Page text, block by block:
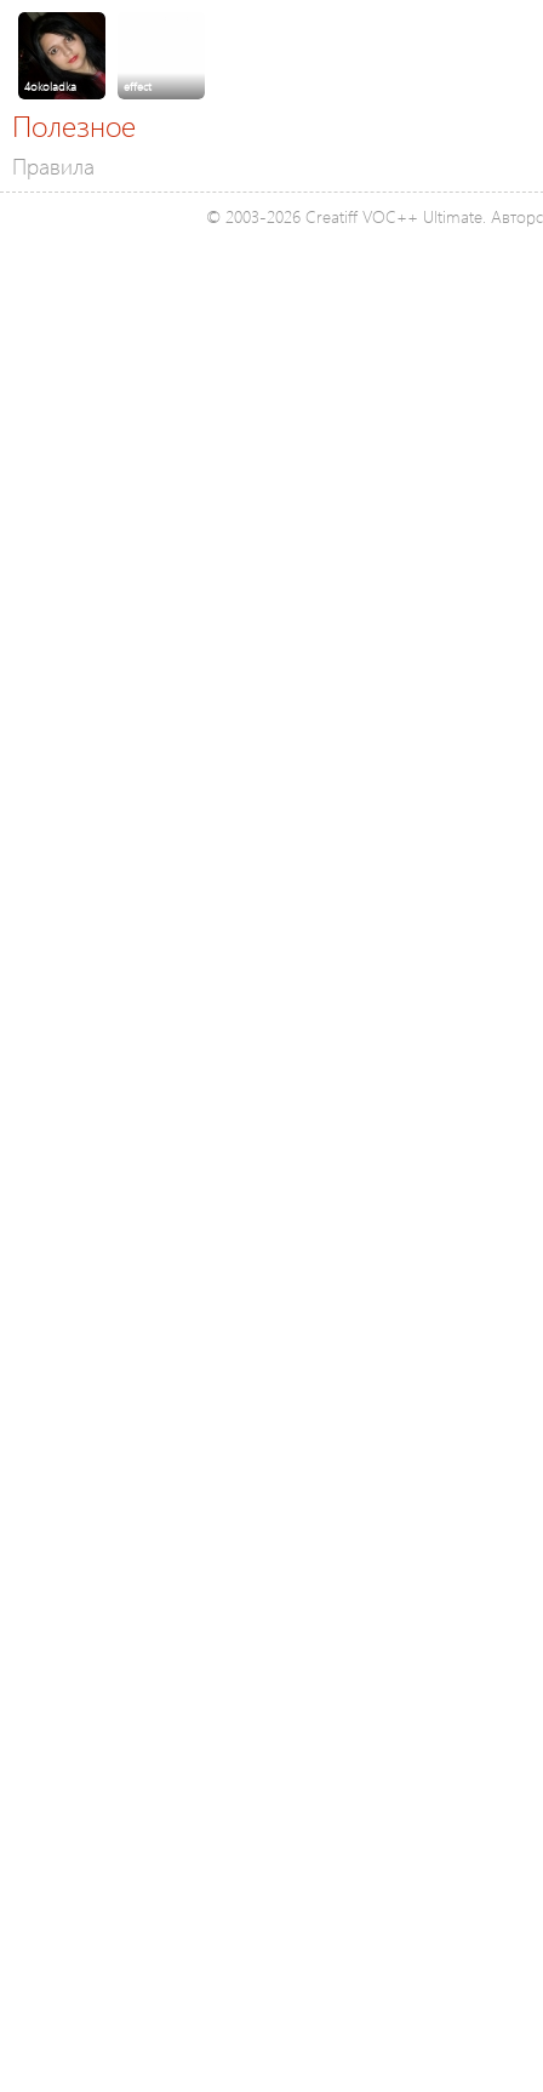
4okoladka effect
Полезное
Правила
© 2003-2026 Creatiff VOC++ Ultimate.